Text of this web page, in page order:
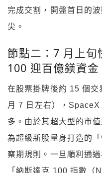
完成交割，開盤首日的
尖。
節點二：7 月上旬
100 迎百億鎂資金
在股票掛牌後約 15 個
月 7 日左右），SpaceX
多。由於其超大型的市
為超級新股量身打造的
察期規則。一旦順利通
「納斯達克 100 指數（